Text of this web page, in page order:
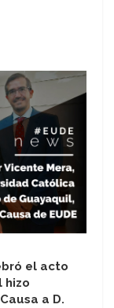
el acto
hizo
a D.